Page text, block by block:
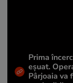
Prima
eșuat.
Pârjoaia va